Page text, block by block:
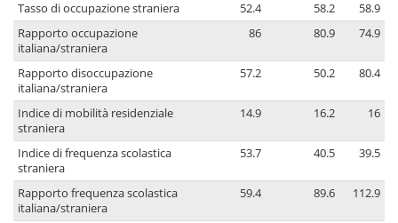
Tasso di occupazione straniera
52.4 58.2
58.9
Rapporto occupazione
italiana/straniera
86 80.9 74.9
Rapporto disoccupazione
italiana/straniera
57.2 50.2 80.4
Indice di mobilità residenziale
straniera
14.9 16.2 16
Indice di frequenza scolastica
straniera
53.7 40.5 39.5
Rapporto frequenza scolastica
italiana/straniera
59.4 89.6 112.9